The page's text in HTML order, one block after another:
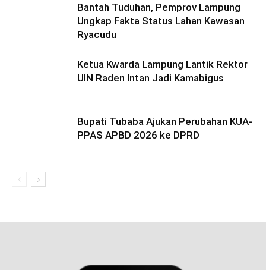
Bantah Tuduhan, Pemprov Lampung
Ungkap Fakta Status Lahan Kawasan
Ryacudu
Ketua Kwarda Lampung Lantik Rektor
UIN Raden Intan Jadi Kamabigus
Bupati Tubaba Ajukan Perubahan KUA-
PPAS APBD 2026 ke DPRD